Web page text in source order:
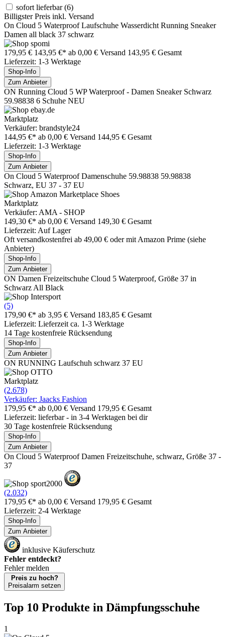
sofort lieferbar(6)
Billigster Preis inkl. Versand
On Cloud 5 Waterproof Laufschuhe Wasserdicht Running Sneaker
Damen all black 37 schwarz
179,95 € 143,95 €* ab 0,00 € Versand 143,95 € Gesamt
Lieferzeit: 1-3 Werktage
Shop-Info
Zum Anbieter
ON Running Cloud 5 WP Waterproof - Damen Sneaker Schwarz
59.98838 6 Schuhe NEU
Marktplatz
Verkäufer: brandstyle24
144,95 €* ab 0,00 € Versand 144,95 € Gesamt
Lieferzeit: 1-3 Werktage
Shop-Info
Zum Anbieter
On Cloud 5 Waterproof Damenschuhe 59.98838 59.98838
Schwarz, EU 37 - 37 EU
Marktplatz
Verkäufer: AMA - SHOP
149,30 €* ab 0,00 € Versand 149,30 € Gesamt
Lieferzeit: Auf Lager
Oft versandkostenfrei ab 49,00 € oder mit Amazon Prime (siehe
Anbieter)
Shop-Info
Zum Anbieter
ON Damen Freizeitschuhe Cloud 5 Waterproof, Größe 37 in
Schwarz All Black
(5)
179,90 €* ab 3,95 € Versand 183,85 € Gesamt
Lieferzeit: Lieferzeit ca. 1-3 Werktage
14 Tage kostenfreie Rücksendung
Shop-Info
Zum Anbieter
ON RUNNING Laufschuh schwarz 37 EU
Marktplatz
(2.678)
Verkäufer: Jaacks Fashion
179,95 €* ab 0,00 € Versand 179,95 € Gesamt
Lieferzeit: lieferbar - in 3-4 Werktagen bei dir
30 Tage kostenfreie Rücksendung
Shop-Info
Zum Anbieter
On Cloud 5 Waterproof Damen Freizeitschuhe, schwarz, Größe 37 -
37
(2.032)
179,95 €* ab 0,00 € Versand 179,95 € Gesamt
Lieferzeit: 2-4 Werktage
Shop-Info
Zum Anbieter
inklusive Käuferschutz
Fehler entdeckt?
Fehler melden
Preis zu hoch?
Preisalarm setzen
Top 10 Produkte in Dämpfungsschuhe
1